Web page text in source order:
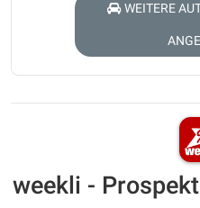
WEITERE
weekli -